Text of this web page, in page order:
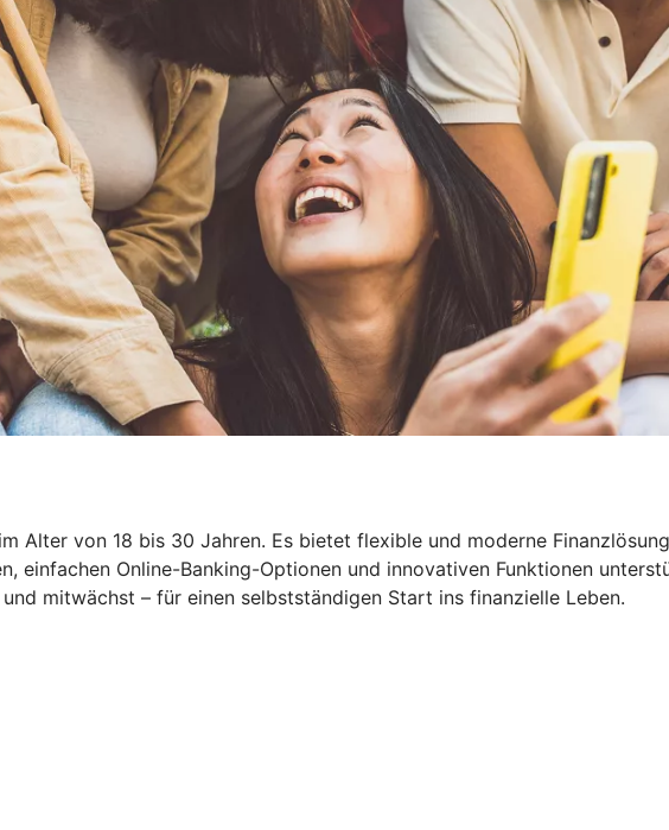
Alter von 18 bis 30 Jahren. Es bietet flexible und moderne
einfachen Online-Banking-Optionen und innovativen Funktionen
mitwächst – für einen selbstständigen Start ins finanzielle Leben.